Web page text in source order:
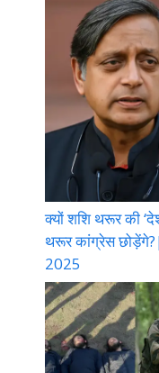
क्यों शशि थरूर की
थरूर कांग्रेस
2025